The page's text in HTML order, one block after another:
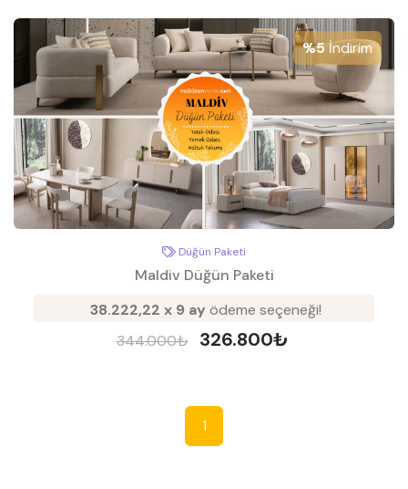
%5 İndirim
Düğün Paketi
Maldiv Düğün Paketi
38.222,22 x 9 ay ödeme seçeneği!
344.000₺
326.800₺
1